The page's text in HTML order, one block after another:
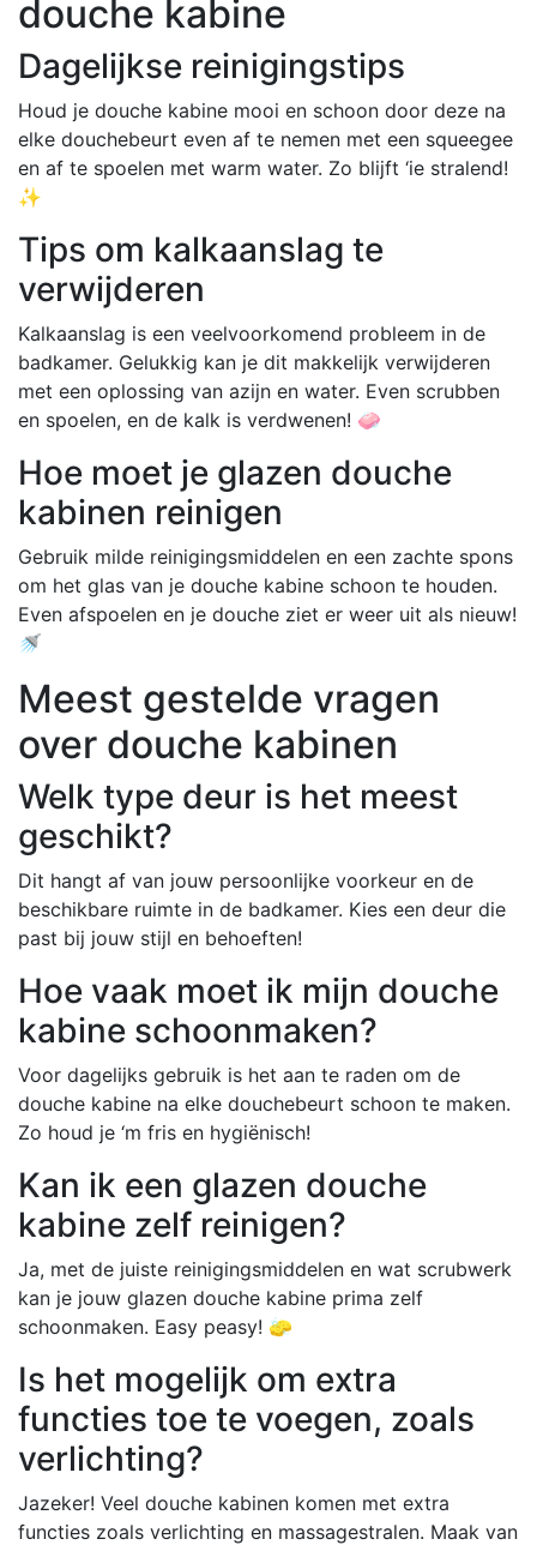
douche kabine
Dagelijkse reinigingstips
Houd je douche kabine mooi en schoon door deze na
elke douchebeurt even af te nemen met een squeegee
en af te spoelen met warm water. Zo blijft ‘ie stralend!
✨
Tips om kalkaanslag te
verwijderen
Kalkaanslag is een veelvoorkomend probleem in de
badkamer. Gelukkig kan je dit makkelijk verwijderen
met een oplossing van azijn en water. Even scrubben
en spoelen, en de kalk is verdwenen! 🧼
Hoe moet je glazen douche
kabinen reinigen
Gebruik milde reinigingsmiddelen en een zachte spons
om het glas van je douche kabine schoon te houden.
Even afspoelen en je douche ziet er weer uit als nieuw!
🚿
Meest gestelde vragen
over douche kabinen
Welk type deur is het meest
geschikt?
Dit hangt af van jouw persoonlijke voorkeur en de
beschikbare ruimte in de badkamer. Kies een deur die
past bij jouw stijl en behoeften!
Hoe vaak moet ik mijn douche
kabine schoonmaken?
Voor dagelijks gebruik is het aan te raden om de
douche kabine na elke douchebeurt schoon te maken.
Zo houd je ‘m fris en hygiënisch!
Kan ik een glazen douche
kabine zelf reinigen?
Ja, met de juiste reinigingsmiddelen en wat scrubwerk
kan je jouw glazen douche kabine prima zelf
schoonmaken. Easy peasy! 🧽
Is het mogelijk om extra
functies toe te voegen, zoals
verlichting?
Jazeker! Veel douche kabinen komen met extra
functies zoals verlichting en massagestralen. Maak van